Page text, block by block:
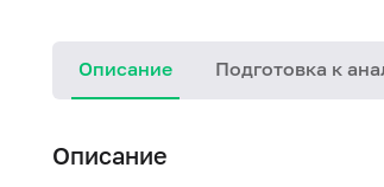
Описание Подготовка к
Описание